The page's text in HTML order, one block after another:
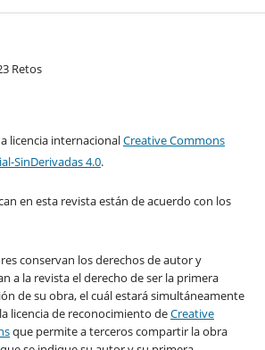
Retos
licencia internacionalCreative Commons
SinDerivadas 4.0.
en esta revista están de acuerdo con los
conservan los derechos de autor y
a la revista el derecho de ser la primera
de su obra, el cuál estará simultáneamente
licencia de reconocimiento deCreative
que permite a terceros compartir la obra